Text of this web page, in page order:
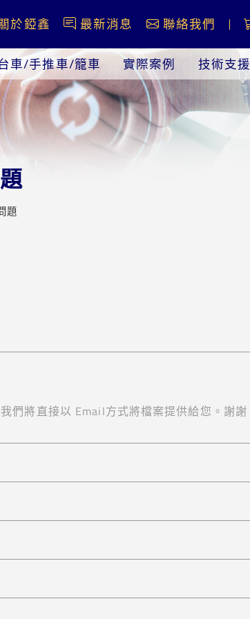
於錏鑫 最新消息 聯絡我們
車/手推車/籠車 實際案例 技術支援
題
們將直接以 Email方式將檔案提供給您。謝謝